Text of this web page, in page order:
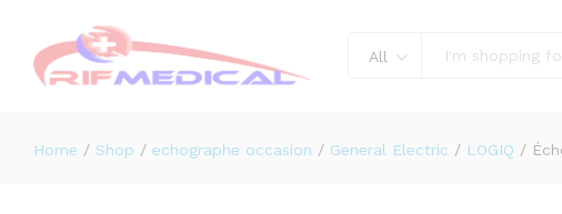
All
Home / Shop / echographe occasion / General Electric / LOGIQ /
Description